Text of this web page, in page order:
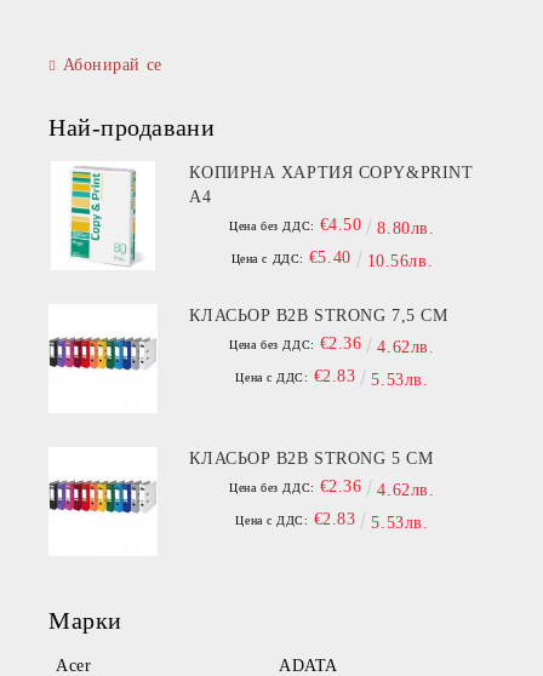
Абонирай се
Най-продавани
КОПИРНА ХАРТИЯ COPY&PRINT
A4
Цена без ДДС: €4.50 8.80лв.
Цена с ДДС: €5.40 10.56лв.
КЛАСЬОР B2B STRONG 7,5 СМ
Цена без ДДС: €2.36 4.62лв.
Цена с ДДС: €2.83 5.53лв.
КЛАСЬОР B2B STRONG 5 СМ
Цена без ДДС: €2.36 4.62лв.
Цена с ДДС: €2.83 5.53лв.
Марки
Acer ADATA